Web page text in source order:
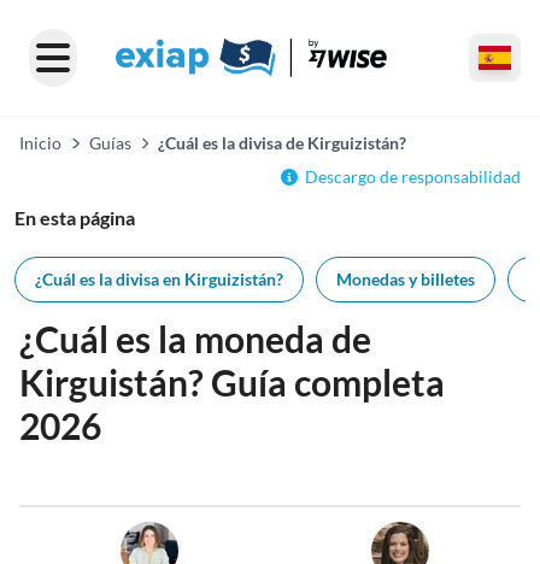
Inicio Guías
¿Cuál es la divisa de Kirguizistán?
Descargo de responsabilidad
En esta página
¿Cuál es la divisa en Kirguizistán? Monedas y billetes
¿Cuál es la moneda de
Kirguistán? Guía completa
2026